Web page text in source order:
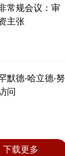
常规会议：审
主张
默德·哈立德·努
问
下载更多